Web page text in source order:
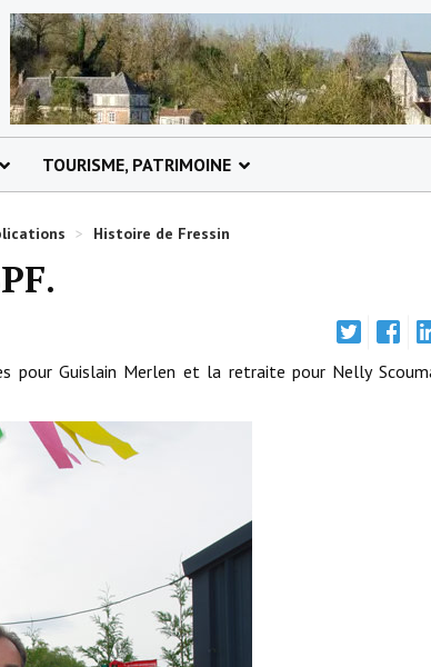
TOURISME, PATRIMOINE
> Histoire de Fressin
pour Guislain Merlen et la retraite pour Nelly